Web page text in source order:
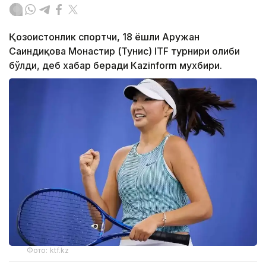
Қозоғистонлик спортчи, 18 ёшли Аружан
Сағиндиқова Монастир (Тунис) ITF турнири ғолиби
бўлди, деб хабар беради Каzinform мухбири.
Фото: ktf.kz